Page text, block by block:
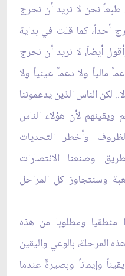
طبعاً نحن لا نريد أن نحرج
أحداً، كما قلت في بداية
أيضاً، لا نريد أن نحرج
مالياً ولا دعماً عينياً ولا
لكن الناس الذين يدعموننا
ويقينهم لأن هؤلاء الناس
وأخطر التحديات
وصنعنا الانتصارات
وسنتجاوز كل المراحل
ومطلوبا من هذه
المرحلة، بالوعي واليقين
وإيماناً وبصيرةً عندما